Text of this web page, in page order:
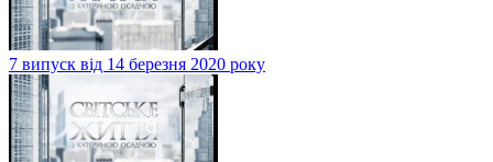
7 випуск від 14 березня 2020 року